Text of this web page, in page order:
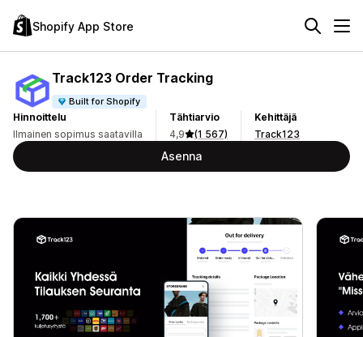
Shopify App Store
Track123 Order Tracking
Built for Shopify
Hinnoittelu
Ilmainen sopimus saatavilla
Tähtiarvio
4,9
(1 567)
Kehittäjä
Track123
Asenna